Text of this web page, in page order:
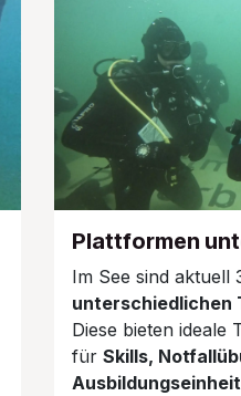
Plattformen
Im See sind aktuell
unterschiedlichen
Diese bieten ideale
für Skills,